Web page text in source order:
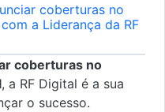
coberturas no
a Liderança da RF
coberturas no
, a RF Digital é a sua
o sucesso.